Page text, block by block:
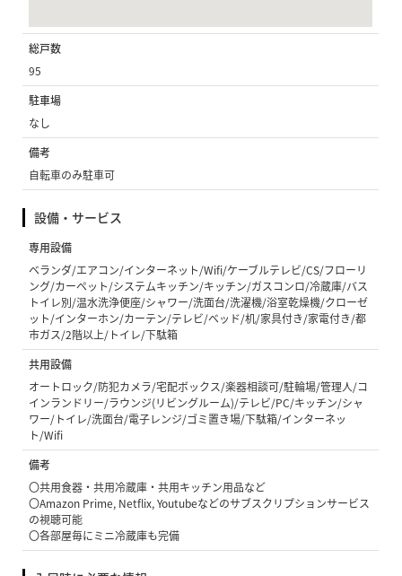
総戸数
95
駐車場
なし
備考
自転車のみ駐車可
設備・サービス
専用設備
ベランダ/エアコン/インターネット/Wifi/ケーブルテレビ/CS/フローリ
ング/カーペット/システムキッチン/キッチン/ガスコンロ/冷蔵庫/バス
トイレ別/温水洗浄便座/シャワー/洗面台/洗濯機/浴室乾燥機/クローゼ
ット/インターホン/カーテン/テレビ/ベッド/机/家具付き/家電付き/都
市ガス/2階以上/トイレ/下駄箱
共用設備
オートロック/防犯カメラ/宅配ボックス/楽器相談可/駐輪場/管理人/コ
インランドリー/ラウンジ(リビングルーム)/テレビ/PC/キッチン/シャ
ワー/トイレ/洗面台/電子レンジ/ゴミ置き場/下駄箱/インターネッ
ト/Wifi
備考
〇共用食器・共用冷蔵庫・共用キッチン用品など
〇Amazon Prime, Netflix, Youtubeなどのサブスクリプションサービス
の視聴可能
〇各部屋毎にミニ冷蔵庫も完備